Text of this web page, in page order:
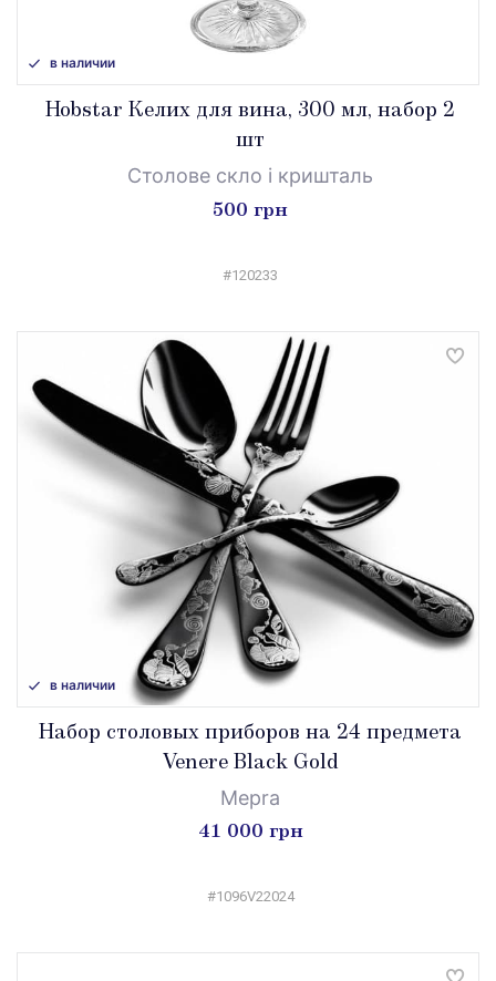
в наличии
Hobstar Келих для вина, 300 мл, набор 2
шт
Столове скло і кришталь
500 грн
#120233
в наличии
Набор столовых приборов на 24 предмета
Venere Black Gold
Mepra
41 000 грн
#1096V22024